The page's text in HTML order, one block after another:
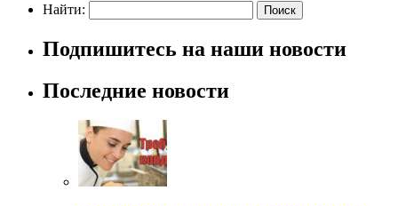
Найти:
Подпишитесь на наши новости
Последние новости